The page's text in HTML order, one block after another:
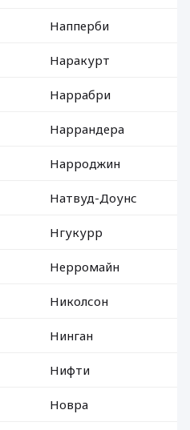
Напперби
Наракурт
Наррабри
Наррандера
Нарроджин
Натвуд-Доунс
Нгукурр
Нерромайн
Николсон
Нинган
Нифти
Новра